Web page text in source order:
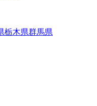
栃木県群馬県